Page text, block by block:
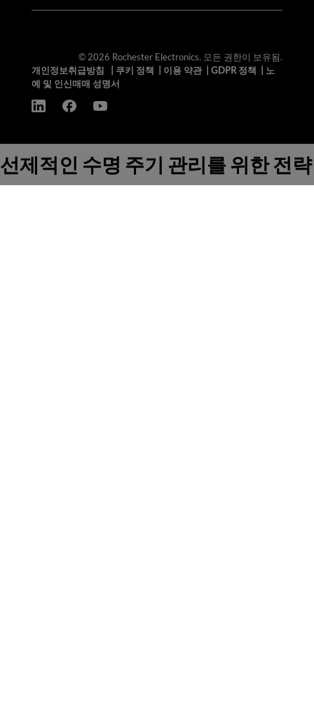
© 2026 Rochester Electronics. 모든 권한이 보유됨.
개인정보취급방침
쿠키 정책 이용 약관| GDPR 정책
노
예 및 인신매매 성명서
선제적인 수명 주기 관리를 위한 전략